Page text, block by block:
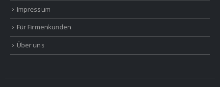
Impressum
Für Firmenkunden
Über uns